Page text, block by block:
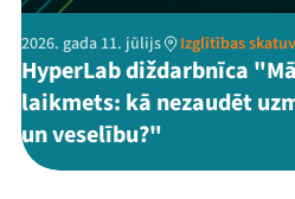
2026. gada 11. jūlijs Izglītības
HyperLab diždarbnīca
laikmets: kā nezaudēt
un veselību?"